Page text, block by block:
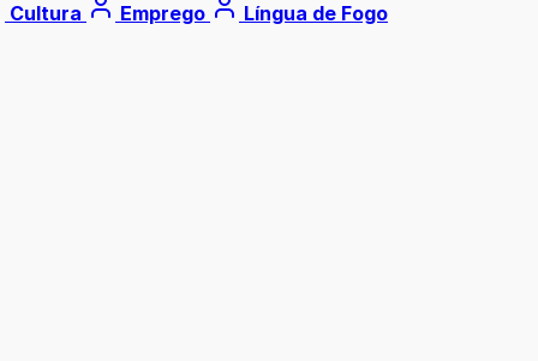
Cultura Emprego Língua de Fogo